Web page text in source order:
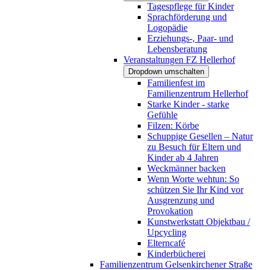
Tagespflege für Kinder
Sprachförderung und
Logopädie
Erziehungs-, Paar- und
Lebensberatung
Veranstaltungen FZ Hellerhof
Dropdown umschalten
Familienfest im
Familienzentrum Hellerhof
Starke Kinder - starke
Gefühle
Filzen: Körbe
Schuppige Gesellen – Natur
zu Besuch für Eltern und
Kinder ab 4 Jahren
Weckmänner backen
Wenn Worte wehtun: So
schützen Sie Ihr Kind vor
Ausgrenzung und
Provokation
Kunstwerkstatt Objektbau /
Upcycling
Elterncafé
Kinderbücherei
Familienzentrum Gelsenkirchener Straße